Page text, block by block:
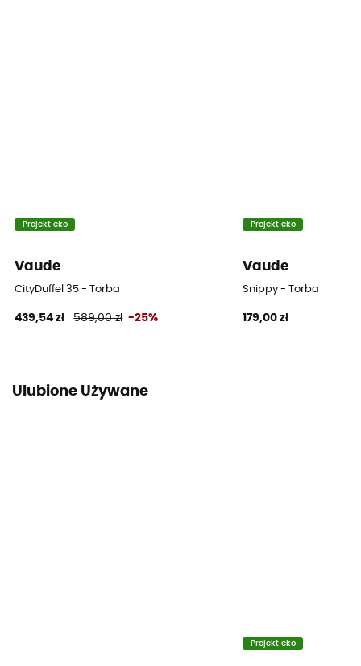
Projekt eko
Vaude
CityDuffel 35 - Torba
439,54 zł 589,00 zł -25%
Projekt eko
Vaude
Snippy - Torba
179,00 zł
Ulubione Używane
Projekt eko